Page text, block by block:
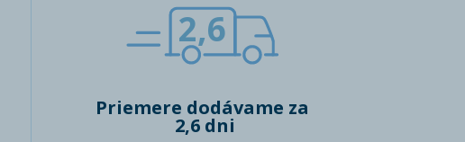
2,6
Priemere dodávame za
2,6 dni